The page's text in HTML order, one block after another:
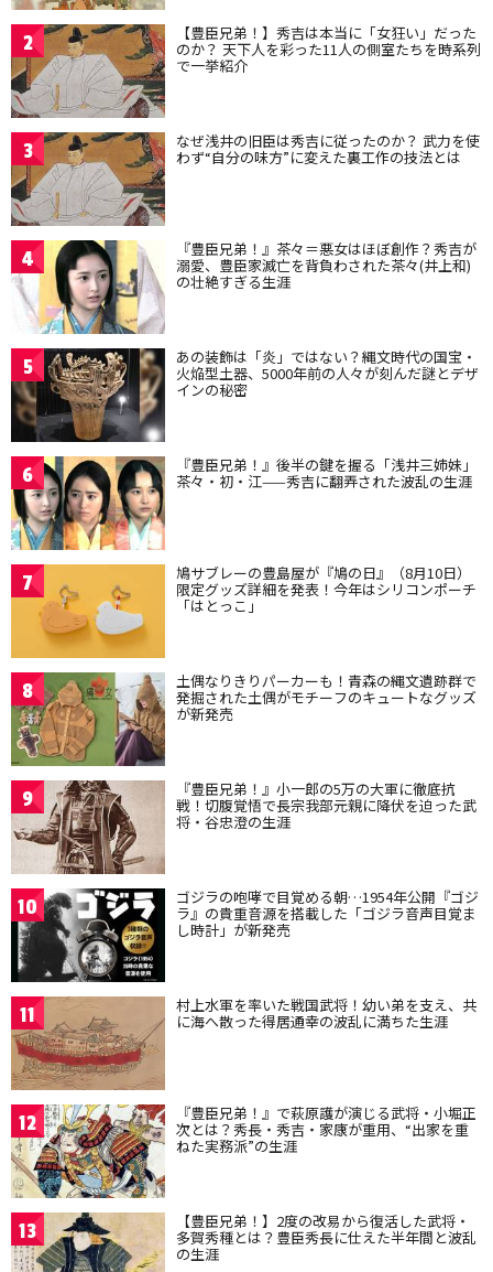
2 【豊臣兄弟！】秀吉は本当に「女狂い」だった
のか？ 天下人を彩った11人の側室たちを時系列
で一挙紹介
3 なぜ浅井の旧臣は秀吉に従ったのか？ 武力を使
わず“自分の味方”に変えた裏工作の技法とは
4 『豊臣兄弟！』茶々＝悪女はほぼ創作？秀吉が
溺愛、豊臣家滅亡を背負わされた茶々(井上和)
の壮絶すぎる生涯
5 あの装飾は「炎」ではない？縄文時代の国宝・
火焔型土器、5000年前の人々が刻んだ謎とデザ
インの秘密
6 『豊臣兄弟！』後半の鍵を握る「浅井三姉妹」
茶々・初・江——秀吉に翻弄された波乱の生涯
7 鳩サブレーの豊島屋が『鳩の日』（8月10日）
限定グッズ詳細を発表！今年はシリコンポーチ
「はとっこ」
8 土偶なりきりパーカーも！青森の縄文遺跡群で
発掘された土偶がモチーフのキュートなグッズ
が新発売
9 『豊臣兄弟！』小一郎の5万の大軍に徹底抗
戦！切腹覚悟で長宗我部元親に降伏を迫った武
将・谷忠澄の生涯
10 ゴジラの咆哮で目覚める朝…1954年公開『ゴジ
ラ』の貴重音源を搭載した「ゴジラ音声目覚ま
し時計」が新発売
11 村上水軍を率いた戦国武将！幼い弟を支え、共
に海へ散った得居通幸の波乱に満ちた生涯
12 『豊臣兄弟！』で萩原護が演じる武将・小堀正
次とは？秀長・秀吉・家康が重用、“出家を重
ねた実務派”の生涯
13 【豊臣兄弟！】2度の改易から復活した武将・
多賀秀種とは？豊臣秀長に仕えた半年間と波乱
の生涯